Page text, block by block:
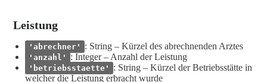
Leistung
'abrechner' : String – Kürzel des abrechnenden Arztes
'anzahl' : Integer – Anzahl der Leistung
'betriebsstaette'
: String – Kürzel der Betriebsstätte in
welcher die Leistung erbracht wurde